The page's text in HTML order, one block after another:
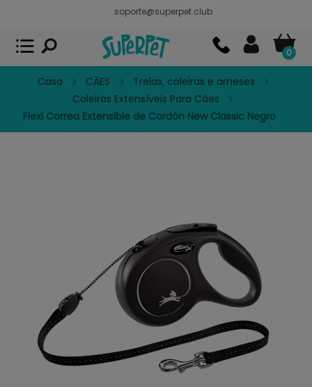
soporte@superpet.club
0
Casa CÃES
Trelas, coleiras e arneses
Coleiras Extensíveis Para Cães
Flexi Correa Extensible de Cordón New Classic Negro
Superpet, comida para mascotas
APP GRATIS - En Google Play